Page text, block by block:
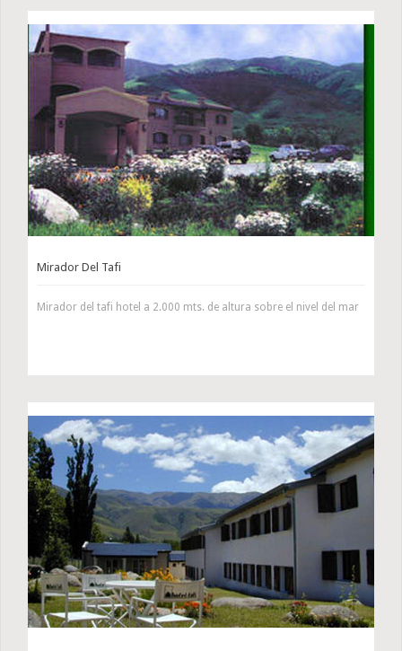
Mirador Del Tafi
Mirador del tafi hotel a 2.000 mts. de altura sobre el nivel del mar